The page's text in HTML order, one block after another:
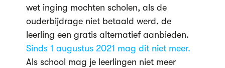
wet inging mochten scholen, als de
ouderbijdrage niet betaald werd, de
leerling een gratis alternatief aanbieden.
Sinds 1 augustus 2021 mag dit niet meer.
Als school mag je leerlingen niet meer